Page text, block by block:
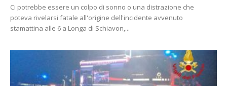
Ci potrebbe essere un colpo di sonno o una distrazione che
poteva rivelarsi fatale all'origine dell'incidente avvenuto
stamattina alle 6 a Longa di Schiavon,...